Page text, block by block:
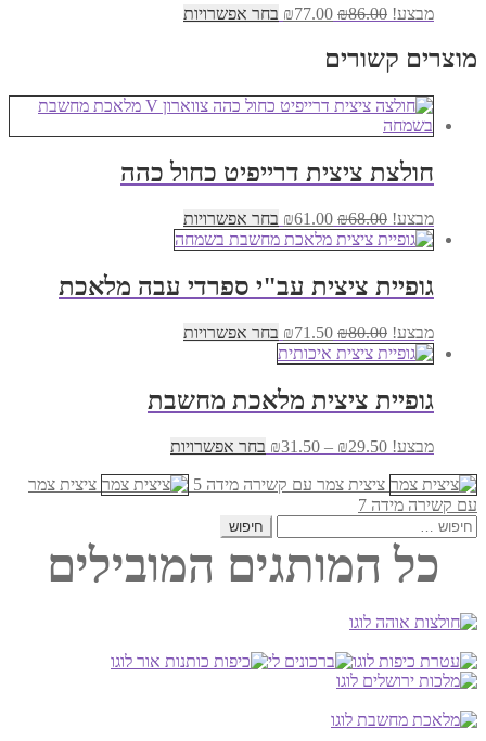
מבצע! ₪86.00
המחיר
היה:
₪86.00.
₪77.00
המחיר
בחר אפשרויות
ניתן
האפשרויות
בעמוד
מוצרים קשורים
חולצת ציצית דרייפיט כחול כהה
מבצע! ₪68.00
המחיר
המקורי
היה:
₪68.00.
₪61.00
המחיר
הנוכחי
הוא:
₪61.00.
בחר אפשרויות
זה
יש
מספר
סוגים.
לבחור
בעמוד
המוצר
גופיית ציצית עב"י ספרדי עבה מלאכת
מבצע! ₪80.00
המחיר
המקורי
היה:
₪80.00.
₪71.50
המחיר
הנוכחי
הוא:
₪71.50.
בחר אפשרויות
מספר
סוגים.
לבחור
האפשרויות
גופיית ציצית מלאכת מחשבת
מבצע! ₪29.50
–
₪31.50
טווח
בחר אפשרויות
יש
לבחור
את
ציצית צמר עם קשירה מידה 5
ציצית צמר
עם קשירה מידה 7
חיפוש:
כל המותגים המובילים